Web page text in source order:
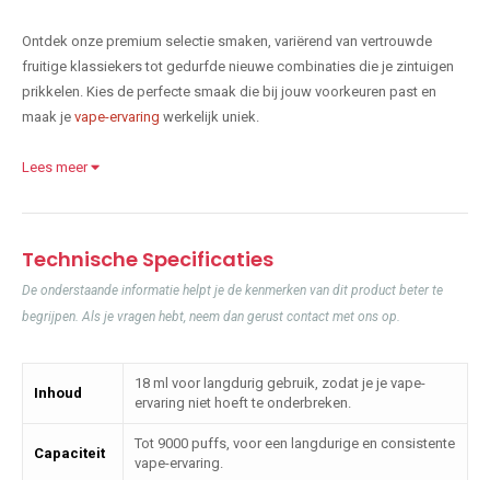
Ontdek onze premium selectie smaken, variërend van vertrouwde
fruitige klassiekers tot gedurfde nieuwe combinaties die je zintuigen
prikkelen. Kies de perfecte smaak die bij jouw voorkeuren past en
maak je vape-ervaring werkelijk uniek.
Lees meer
Technische Specificaties
De onderstaande informatie helpt je de kenmerken van dit product beter te
begrijpen. Als je vragen hebt, neem dan gerust contact met ons op.
Inhoud
18 ml voor langdurig gebruik, zodat je je vape-
ervaring niet hoeft te onderbreken.
Capaciteit
Tot 9000 puffs, voor een langdurige en consistente
vape-ervaring.